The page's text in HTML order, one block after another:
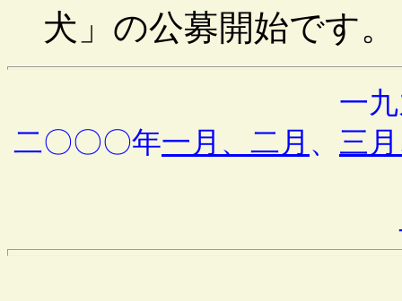
犬」の公募開始です。
一
二〇〇〇年一月、二月 、 三